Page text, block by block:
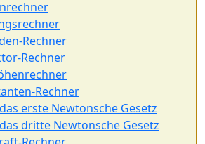
Rechner
Rechner
Rechner
erste Newtonsche Gesetz
dritte Newtonsche Gesetz